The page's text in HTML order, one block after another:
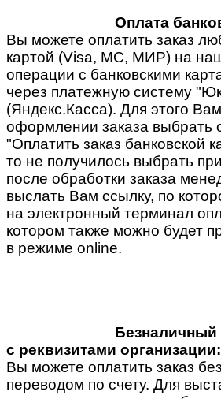
Оплата
Вы можете оплатить заказ
картой (Visa, MC, МИР) на
операции с банковскими
через платежную систему
(Яндекс.Касса). Для этого
оформлении заказа выбрать
"Оплатить заказ банковской
то не получилось выбрать
после обработки заказа
выслать Вам ссылку, по
на электронный терминал
котором также можно будет
в режиме online.
Безналичный
с реквизитами организации:
Вы можете оплатить заказ
переводом по счету. Для